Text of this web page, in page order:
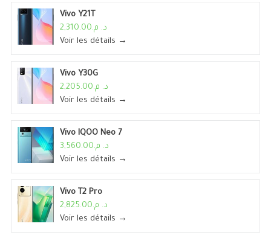
Vivo Y21T
د. م.2,310.00
Voir les détails →
Vivo Y30G
د. م.2,205.00
Voir les détails →
Vivo IQOO Neo 7
د. م.3,560.00
Voir les détails →
Vivo T2 Pro
د. م.2,825.00
Voir les détails →